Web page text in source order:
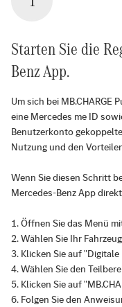
Starten Sie die
Benz App.
Um sich bei MB.CHARGE
eine Mercedes me ID
Benutzerkonto
Nutzung und den
Wenn Sie diesen Schritt
Mercedes-Benz App
Öffnen Sie das Menü
Wählen Sie Ihr
Klicken Sie auf
Wählen Sie den
Klicken Sie auf
Folgen Sie den